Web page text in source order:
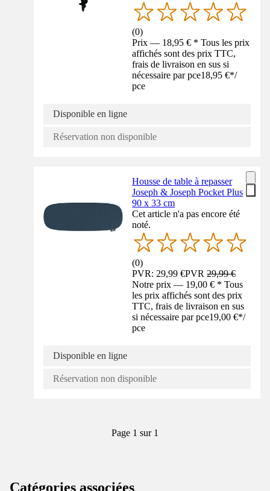
(0)
Prix — 18,95 € * Tous les prix
affichés sont des prix TTC,
frais de livraison en sus si
nécessaire par pce18,95 €*/
pce
Disponible en ligne
Réservation non disponible
Housse de table à repasser
Joseph & Joseph Pocket Plus
90 x 33 cm
Cet article n'a pas encore été
noté.
(0)
PVR: 29,99 €PVR29,99 €
Notre prix — 19,00 € * Tous
les prix affichés sont des prix
TTC, frais de livraison en sus
si nécessaire par pce19,00 €*/
pce
Disponible en ligne
Réservation non disponible
Page 1 sur 1
Catégories associées